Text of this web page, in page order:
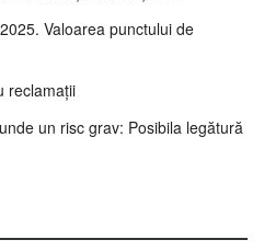
Valoarea punctului de
reclamații
un risc grav: Posibila legătură